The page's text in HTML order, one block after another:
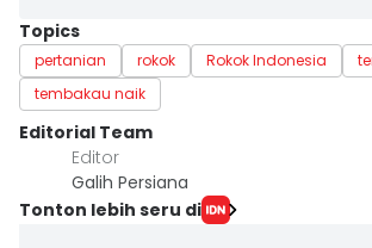
Topics
pertanian rokok Rokok Indonesia
tembakau naik
Editorial Team
Editor
Galih Persiana
Tonton lebih seru di